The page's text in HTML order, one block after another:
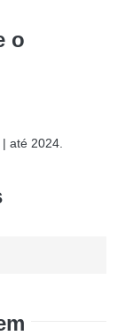
o
até 2024.